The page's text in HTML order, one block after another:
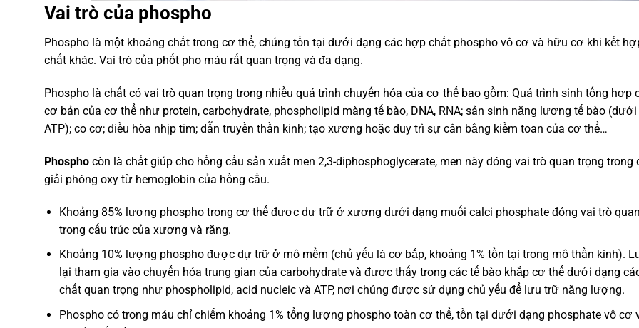
Vai trò của phospho
Phospho là một khoáng chất trong cơ thể, chúng tồn tại dưới dạng các hợp chất phospho vô cơ và hữu cơ khi kết
chất khác. Vai trò của phốt pho máu rất quan trọng và đa dạng.
Phospho là chất có vai trò quan trọng trong nhiều quá trình chuyển hóa của cơ thể bao gồm: Quá trình sinh tổng hợp
cơ bản của cơ thể như protein, carbohydrate, phospholipid màng tế bào, DNA, RNA; sản sinh năng lượng tế bào (dưới
ATP); co cơ; điều hòa nhịp tim; dẫn truyền thần kinh; tạo xương hoặc duy trì sự cân bằng kiềm toan của cơ thể…
Phospho còn là chất giúp cho hồng cầu sản xuất men 2,3-diphosphoglycerate, men này đóng vai trò quan trọng trong
giải phóng oxy từ hemoglobin của hồng cầu.
Khoảng 85% lượng phospho trong cơ thể được dự trữ ở xương dưới dạng muối calci phosphate đóng vai trò
trong cấu trúc của xương và răng.
Khoảng 10% lượng phospho được dự trữ ở mô mềm (chủ yếu là cơ bắp, khoảng 1% tồn tại trong mô thần kinh).
lại tham gia vào chuyển hóa trung gian của carbohydrate và được thấy trong các tế bào khắp cơ thể dưới dạng
chất quan trọng như phospholipid, acid nucleic và ATP, nơi chúng được sử dụng chủ yếu để lưu trữ năng lượng.
Phospho có trong máu chỉ chiếm khoảng 1% tổng lượng phospho toàn cơ thể, tồn tại dưới dạng phosphate vô cơ